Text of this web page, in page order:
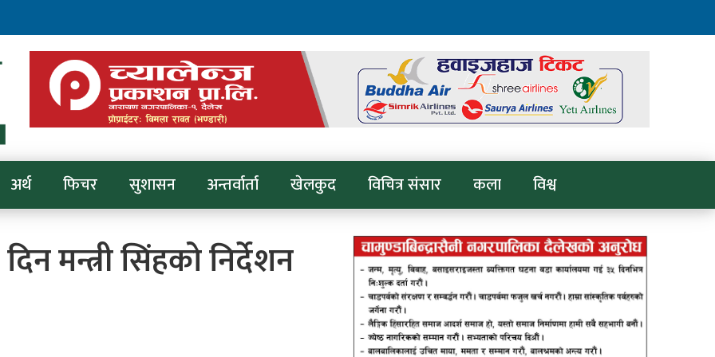
अर्थ फिचर सुशासन अन्तर्वार्ता खेलकुद विचित्र संसार कला विश्व
मन्त्री सिंहको निर्देशन